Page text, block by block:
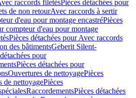
raccords filetésPièces détachées pour
de non retourAvec raccords à sertir
d'eau pour montage encastréPièces
compteur d'eau pour montage
Pièces détachées pour Avec raccords
des bâtimentsGeberit Silent-
pour
Pièces détachées pour
Ouvertures de nettoyagePièces
de nettoyagePièces
RaccordementsPièces détachées